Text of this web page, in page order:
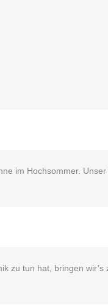
im Hochsommer.
zu tun hat, bringen